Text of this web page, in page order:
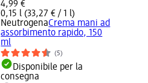
4,99 €
0,15 l (33,27 € / 1 l)
NeutrogenaCrema mani ad
assorbimento rapido, 150
ml
(5)
Disponibile per la
consegna